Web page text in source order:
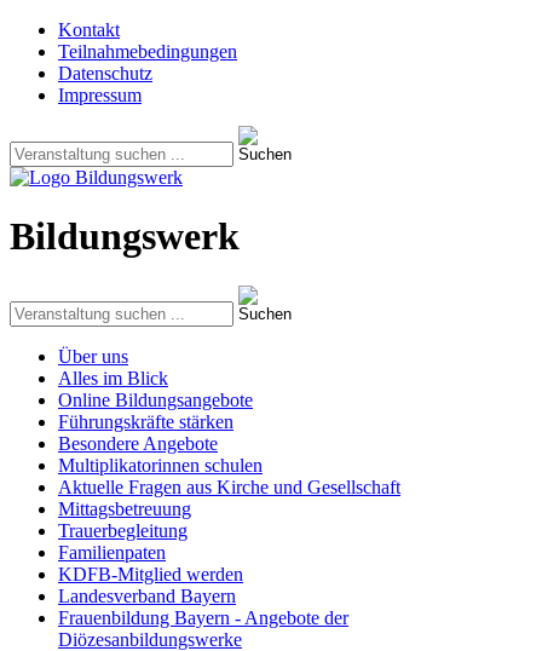
Kontakt
Teilnahmebedingungen
Datenschutz
Impressum
Bildungswerk
Über uns
Alles im Blick
Online Bildungsangebote
Führungskräfte stärken
Besondere Angebote
Multiplikatorinnen schulen
Aktuelle Fragen aus Kirche und Gesellschaft
Mittagsbetreuung
Trauerbegleitung
Familienpaten
KDFB-Mitglied werden
Landesverband Bayern
Frauenbildung Bayern - Angebote der
Diözesanbildungswerke